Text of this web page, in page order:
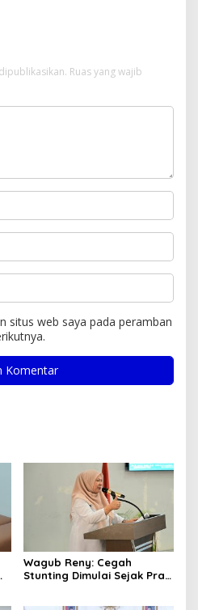
Ruas yang wajib
situs web saya pada peramban
Wagub Reny: Cegah
Stunting Dimulai Sejak Pra